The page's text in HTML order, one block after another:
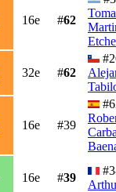
16e #62
32e #62
16e #39
16e #39